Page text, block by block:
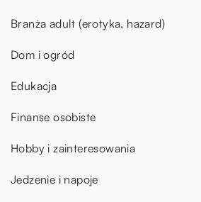
Branża adult (erotyka, hazard)
Dom i ogród
Edukacja
Finanse osobiste
Hobby i zainteresowania
Jedzenie i napoje